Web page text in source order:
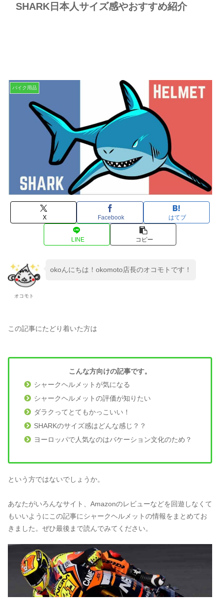
SHARK日本人サイズ感やおすすめ紹介
バイク用品
X Facebook はてブ
LINE コピー
オコモト
okoんにちは！okomoto店長のオコモトです！
この記事にたどり着いた方は
こんな方向けの記事です。
シャークヘルメットが気になる
シャークヘルメットの評価が知りたい
ダラクってとてもかっこいい！
SHARKのサイズ感はどんな感じ？？
ヨーロッパで人気なのはバケーション文化のため？
という方ではないでしょうか。
あなたがいろんなサイト、Amazonのレビューなどを回遊しなくて
もいいようにこの記事にシャークヘルメットの情報をまとめてお
きました。ぜひ最後まで読んでみてください。